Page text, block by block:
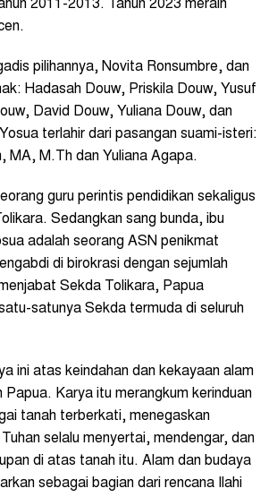
2011-2013. Tahun 2023 meraih
pilihannya, Novita Ronsumbre, dan
Hadasah Douw, Priskila Douw, Yusuf
David Douw, Yuliana Douw, dan
terlahir dari pasangan suami-isteri:
MA, M.Th dan Yuliana Agapa.
guru perintis pendidikan sekaligus
Sedangkan sang bunda, ibu
adalah seorang ASN penikmat
di birokrasi dengan sejumlah
Sekda Tolikara, Papua
satunya Sekda termuda di seluruh
ini atas keindahan dan kekayaan alam
Papua. Karya itu merangkum kerinduan
tanah terberkati, menegaskan
selalu menyertai, mendengar, dan
di atas tanah itu. Alam dan budaya
sebagai bagian dari rencana Ilahi